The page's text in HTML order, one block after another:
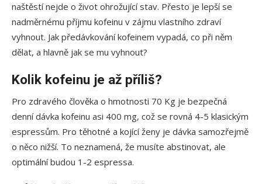
naštěstí nejde o život ohrožující stav. Přesto je lepší se
nadměrnému příjmu kofeinu v zájmu vlastního zdraví
vyhnout. Jak předávkování kofeinem vypadá, co při něm
dělat, a hlavně jak se mu vyhnout?
Kolik kofeinu je až příliš?
Pro zdravého člověka o hmotnosti 70 Kg je bezpečná
denní dávka kofeinu asi 400 mg, což se rovná 4-5 klasickým
espressům. Pro těhotné a kojící ženy je dávka samozřejmě
o něco nižší. To neznamená, že musíte abstinovat, ale
optimální budou 1-2 espressa.